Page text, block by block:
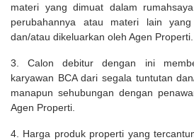
materi yang dimuat dalam
perubahannya atau materi lain
dan/atau dikeluarkan oleh Agen Properti.
3. Calon debitur dengan ini
karyawan BCA dari segala tuntutan
manapun sehubungan dengan
Agen Properti.
4. Harga produk properti yang